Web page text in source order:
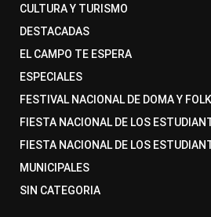
CULTURA Y TURISMO
DESTACADAS
EL CAMPO TE ESPERA
ESPECIALES
FESTIVAL NACIONAL DE DOMA Y
FIESTA NACIONAL DE LOS
FIESTA NACIONAL DE LOS
MUNICIPALES
SIN CATEGORIA